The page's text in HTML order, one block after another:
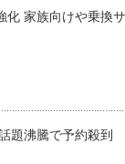
化 家族向けや乗換
題沸騰で予約殺到